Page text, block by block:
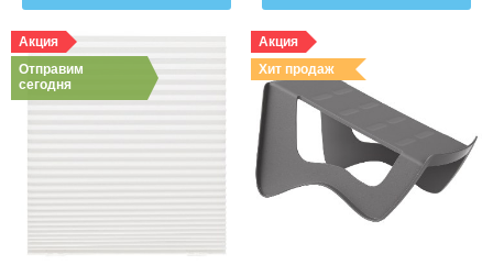
Акция
Отправим
сегодня
Акция
Хит продаж